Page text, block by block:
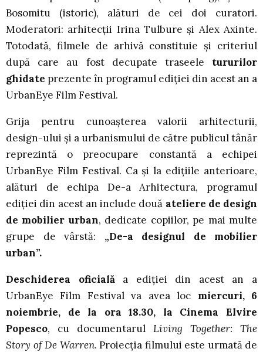
Bosomitu (istoric), alături de cei doi curatori.
Moderatori: arhitecții Irina Tulbure și Alex Axinte.
Totodată, filmele de arhivă constituie și criteriul
după care au fost decupate traseele tururilor
ghidate prezente în programul ediției din acest an a
UrbanEye Film Festival.
Grija pentru cunoașterea valorii arhitecturii,
design-ului și a urbanismului de către publicul tânăr
reprezintă o preocupare constantă a echipei
UrbanEye Film Festival. Ca și la edițiile anterioare,
alături de echipa De-a Arhitectura, programul
ediției din acest an include două ateliere de design
de mobilier urban, dedicate copiilor, pe mai multe
grupe de vârstă: „De-a designul de mobilier
urban”.
Deschiderea oficială a ediției din acest an a
UrbanEye Film Festival va avea loc miercuri, 6
noiembrie, de la ora 18.30, la Cinema Elvire
Popesco, cu documentarul Living Together: The
Story of De Warren. Proiecția filmului este urmată de